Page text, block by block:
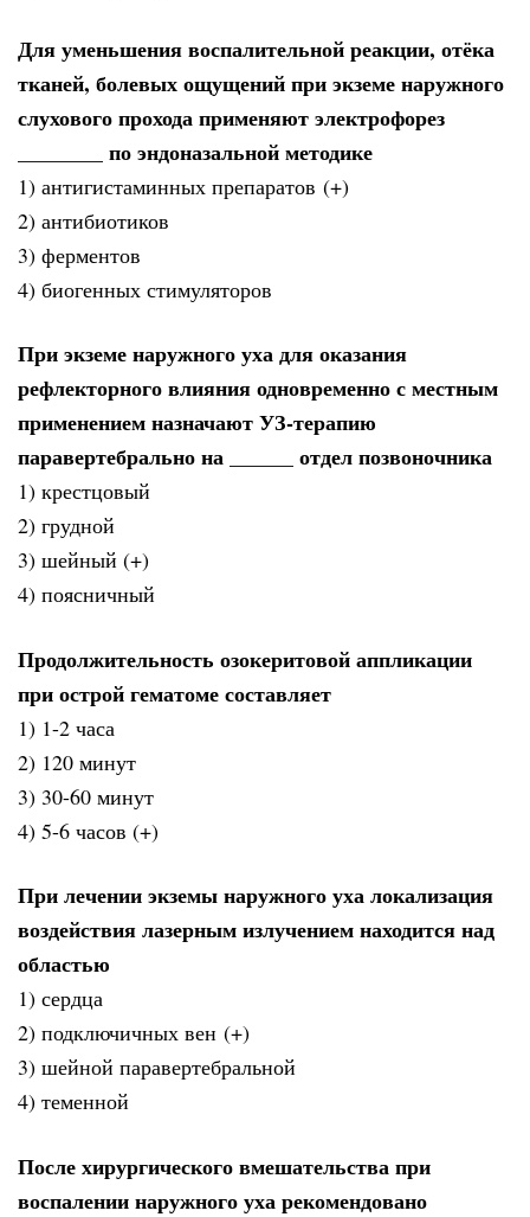
Для уменьшения воспалительной реакции, отёка
тканей, болевых ощущений при экземе наружного
слухового прохода применяют электрофорез
________ по эндоназальной методике
1) антигистаминных препаратов (+)
2) антибиотиков
3) ферментов
4) биогенных стимуляторов
При экземе наружного уха для оказания
рефлекторного влияния одновременно с местным
применением назначают УЗ-терапию
паравертебрально на ______ отдел позвоночника
1) крестцовый
2) грудной
3) шейный (+)
4) поясничный
Продолжительность озокеритовой аппликации
при острой гематоме составляет
1) 1-2 часа
2) 120 минут
3) 30-60 минут
4) 5-6 часов (+)
При лечении экземы наружного уха локализация
воздействия лазерным излучением находится над
областью
1) сердца
2) подключичных вен (+)
3) шейной паравертебральной
4) теменной
После хирургического вмешательства при
воспалении наружного уха рекомендовано